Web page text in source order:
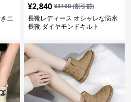
エ
¥2,840 ¥3160(割引前)
長靴レディース オシャレな防水
長靴 ダイヤモンドキルト